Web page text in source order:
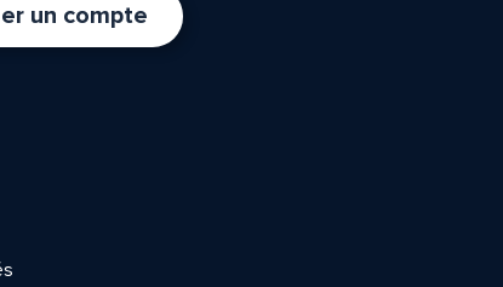
un compte